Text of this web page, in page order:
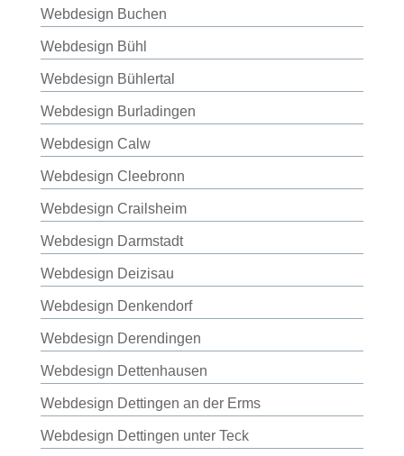
Webdesign Buchen
Webdesign Bühl
Webdesign Bühlertal
Webdesign Burladingen
Webdesign Calw
Webdesign Cleebronn
Webdesign Crailsheim
Webdesign Darmstadt
Webdesign Deizisau
Webdesign Denkendorf
Webdesign Derendingen
Webdesign Dettenhausen
Webdesign Dettingen an der Erms
Webdesign Dettingen unter Teck